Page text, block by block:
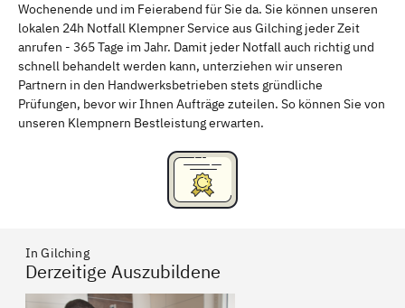
Schweinfurt Passau
Freising Rudelsdorf, Mittelfranken
Wochenende und im Feierabend für Sie da. Sie können unseren
lokalen 24h Notfall Klempner Service aus Gilching jeder Zeit
anrufen - 365 Tage im Jahr. Damit jeder Notfall auch richtig und
schnell behandelt werden kann, unterziehen wir unseren
Partnern in den Handwerksbetrieben stets gründliche
Prüfungen, bevor wir Ihnen Aufträge zuteilen. So können Sie von
unseren Klempnern Bestleistung erwarten.
In Gilching
Derzeitige Auszubildene